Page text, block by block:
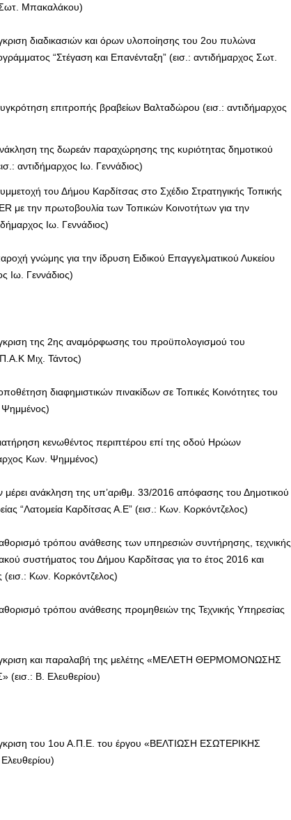
Σωτ. Μπακαλάκου)
διαδικασιών και όρων υλοποίησης του 2ου πυλώνα
“Στέγαση και Επανένταξη” (εισ.: αντιδήμαρχος Σωτ.
επιτροπής βραβείων Βαλταδώρου (εισ.: αντιδήμαρχος
της δωρεάν παραχώρησης της κυριότητας δημοτικού
αντιδήμαρχος Ιω. Γεννάδιος)
του Δήμου Καρδίτσας στο Σχέδιο Στρατηγικής Τοπικής
με την πρωτοβουλία των Τοπικών Κοινοτήτων για την
Ιω. Γεννάδιος)
γνώμης για την ίδρυση Ειδικού Επαγγελματικού Λυκείου
Ιω. Γεννάδιος)
της 2ης αναμόρφωσης του προϋπολογισμού του
Μιχ. Τάντος)
διαφημιστικών πινακίδων σε Τοπικές Κοινότητες του
Ψημμένος)
κενωθέντος περιπτέρου επί της οδού Ηρώων
Κων. Ψημμένος)
μέρει ανάκληση της υπ’αριθμ. 33/2016 απόφασης του Δημοτικού
“Λατομεία Καρδίτσας Α.Ε” (εισ.: Κων. Κορκόντζελος)
τρόπου ανάθεσης των υπηρεσιών συντήρησης, τεχνικής
συστήματος του Δήμου Καρδίτσας για το έτος 2016 και
(εισ.: Κων. Κορκόντζελος)
τρόπου ανάθεσης προμηθειών της Τεχνικής Υπηρεσίας
και παραλαβή της μελέτης «ΜΕΛΕΤΗ ΘΕΡΜΟΜΟΝΩΣΗΣ
Β. Ελευθερίου)
του 1ου Α.Π.Ε. του έργου «ΒΕΛΤΙΩΣΗ ΕΣΩΤΕΡΙΚΗΣ